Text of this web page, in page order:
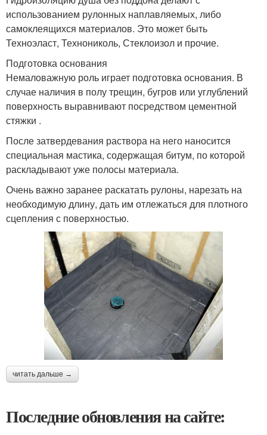
использованием рулонных наплавляемых, либо
самоклеящихся материалов. Это может быть
Техноэласт, Технониколь, Стеклоизол и прочие.
Подготовка основания
Немаловажную роль играет подготовка основания. В
случае наличия в полу трещин, бугров или углублений
поверхность выравнивают посредством цементной
стяжки .
После затвердевания раствора на него наносится
специальная мастика, содержащая битум, по которой
раскладывают уже полосы материала.
Очень важно заранее раскатать рулоны, нарезать на
необходимую длину, дать им отлежаться для плотного
сцепления с поверхностью.
читать дальше →
Последние обновления на сайте: